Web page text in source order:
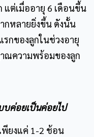
แต่เมื่ออายุ 6 เดือนขึ้น
กหลายยิ่งขึ้น ดังนั้น
กของลูกในช่วงอายุ
ณความพร้อมของลูก
บค่อยเป็นค่อยไป
พียงแค่ 1-2 ช้อน